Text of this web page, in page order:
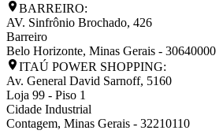
BARREIRO:
AV. Sinfrônio Brochado, 426
Barreiro
Belo Horizonte, Minas Gerais - 30640000
ITAÚ POWER SHOPPING:
Av. General David Sarnoff, 5160
Loja 99 - Piso 1
Cidade Industrial
Contagem, Minas Gerais - 32210110